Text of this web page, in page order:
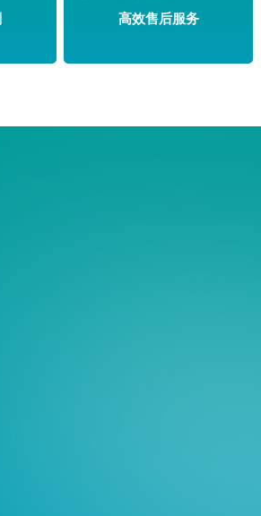
高效售后服务